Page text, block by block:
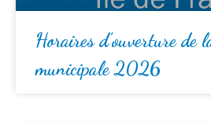
Horaires d’ouverture de
municipale 2026